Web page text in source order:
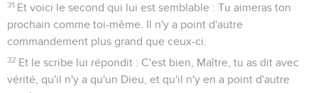
sa maison ;
16 Et que celui qui est aux champs, ne retourne point en
arrière pour emporter son manteau.
Malheur aux femmes qui seront enceintes, et à celles qui
allaiteront en ces jours-là.